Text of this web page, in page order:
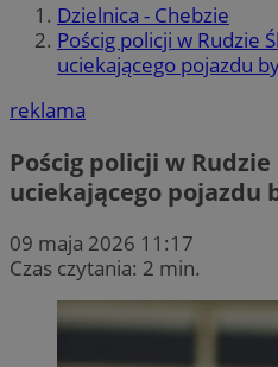
Dzielnica - Chebzie
Pościg policji w Rudzie
uciekającego pojazdu
reklama
Pościg policji w
uciekającego pojazdu
09 maja 2026 11:17
Czas czytania: 2 min.